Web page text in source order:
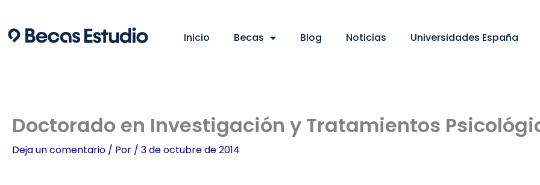
contenido
Inicio Becas Blog Noticias Universidades España
Doctorado en Investigación y Tratamientos
Deja un comentario / Por / 3 de octubre de 2014